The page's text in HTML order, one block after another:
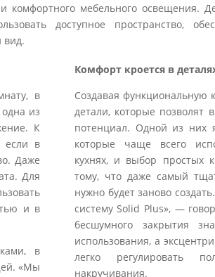
комфортного мебельного освещения.
доступное пространство,
вид.
в
из
К
если в
Даже
Для
и в
в
«Мы
Комфорт кроется в
Создавая функциональную
детали, которые позволят
потенциал. Одной из них
которые чаще всего
кухнях, и выбор простых
тому, что даже самый
нужно будет заново
систему Solid Plus», —
бесшумного закрытия
использования, а
легко регулировать
накручивания.